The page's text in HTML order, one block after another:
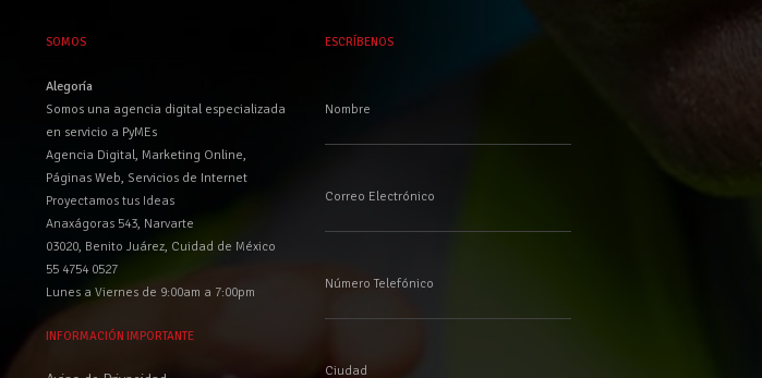
SOMOS
Alegoría
Somos una agencia digital especializada
en servicio a PyMEs
Agencia Digital, Marketing Online,
Páginas Web, Servicios de Internet
Proyectamos tus Ideas
Anaxágoras 543, Narvarte
03020, Benito Juárez, Cuidad de México
55 4754 0527
Lunes a Viernes de 9:00am a 7:00pm
INFORMACIÓN IMPORTANTE
ESCRÍBENOS
Nombre
Correo Electrónico
Número Telefónico
Ciudad